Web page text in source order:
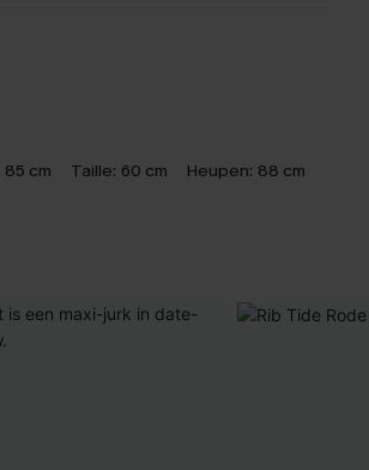
85 cm Taille: 60 cm Heupen: 88 cm